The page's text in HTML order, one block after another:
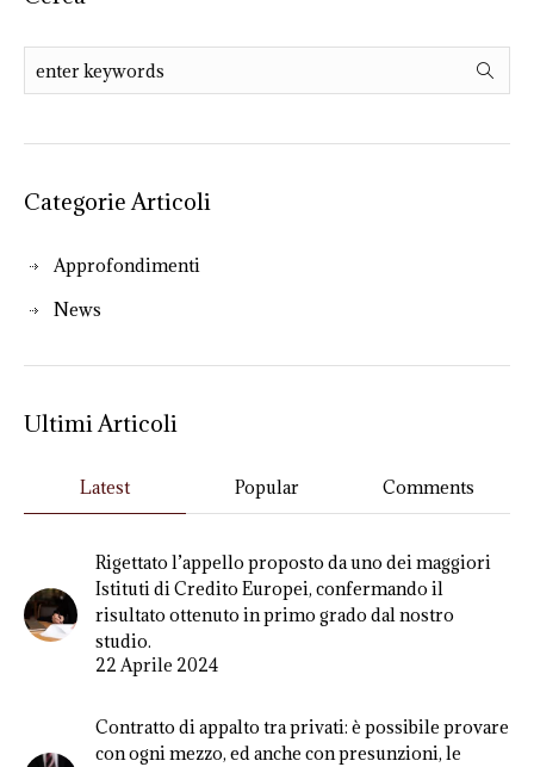
Categorie Articoli
Approfondimenti
News
Ultimi Articoli
Latest Popular Comments
Rigettato l’appello proposto da uno dei maggiori
Istituti di Credito Europei, confermando il
risultato ottenuto in primo grado dal nostro
studio.
22 Aprile 2024
Contratto di appalto tra privati: è possibile provare
con ogni mezzo, ed anche con presunzioni, le